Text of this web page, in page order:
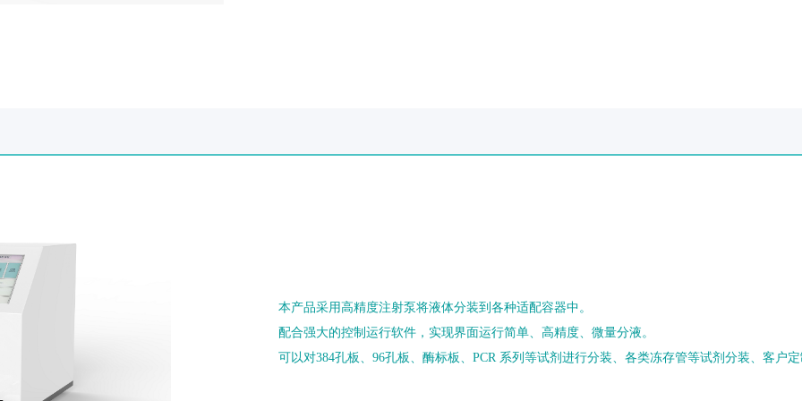
本产品采用高精度注射泵将液体分装到各种适配容器中。
配合强大的控制运行软件，实现界面运行简单、高精度、微量分液。
可以对384孔板、96孔板、酶标板、PCR 系列等试剂进行分装、各类冻存管等试剂分装、客户